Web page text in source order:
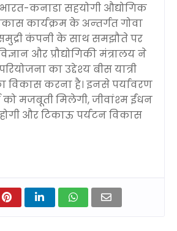
कनाडा सहयोगी औद्योगिक
कार्यक्रम के अन्‍तर्गत गोवा
कंपनी के साथ समझौते पर
और प्रौद्योगिकी मंत्रालय ने
का उद्देश्‍य बीस यात्री
विकास करना है। इनसे पर्यावरण
मजबूती मिलेगी, जीवांश्‍म ईंधन
और टिकाऊ पर्यटन विकास